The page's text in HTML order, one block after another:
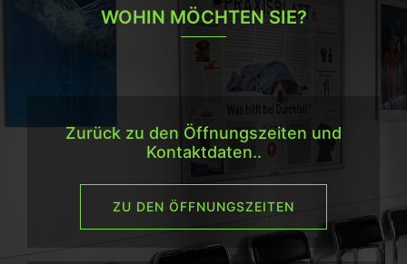
WOHIN MÖCHTEN SIE?
Zurück zu den Öffnungszeiten und
Kontaktdaten..
ZU DEN ÖFFNUNGSZEITEN